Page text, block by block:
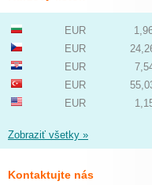
EUR
EUR
EUR
EUR
EUR
Zobraziť všetky »
Kontaktujte nás